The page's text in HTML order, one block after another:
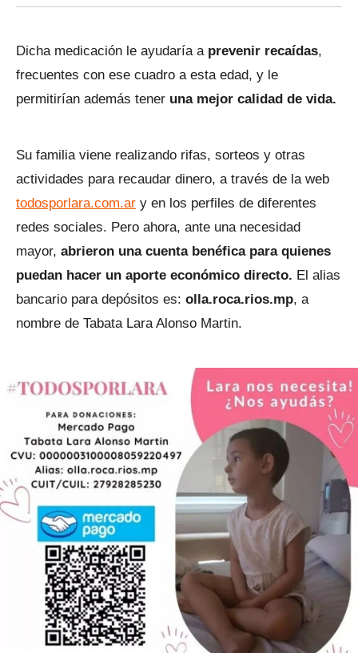
Dicha medicación le ayudaría a prevenir recaídas,
frecuentes con ese cuadro a esta edad, y le
permitirían además tener una mejor calidad de vida.
Su familia viene realizando rifas, sorteos y otras
actividades para recaudar dinero, a través de la web
todosporlara.com.ar y en los perfiles de diferentes
redes sociales. Pero ahora, ante una necesidad
mayor, abrieron una cuenta benéfica para quienes
puedan hacer un aporte económico directo. El alias
bancario para depósitos es: olla.roca.rios.mp, a
nombre de Tabata Lara Alonso Martin.